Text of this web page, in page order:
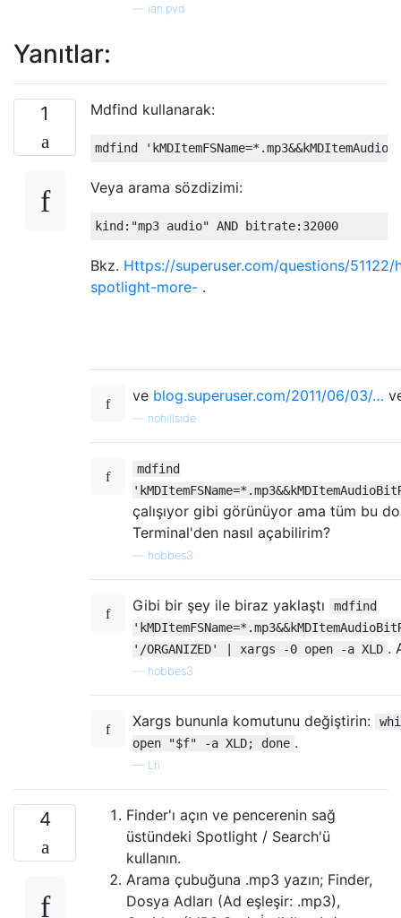
ian.pvd
Yanıtlar:
1 Mdfind kullanarak:
Veya arama sözdizimi:
Bkz. Https://superuser.com/questions/
spotlight-more- .
ve blog.superuser.com/2011/06/03/…
nohillside
mdfind
çalışıyor gibi görünüyor ama tüm bu
Terminal'den nasıl açabilirim?
hobbes3
Gibi bir şey ile biraz yaklaştı
mdfind
'/ORGANIZED' | xargs -0 open -a XLD .
hobbes3
Xargs bununla komutunu değiştirin:
open "$f" -a XLD; done .
— Lri
4
Finder'ı açın ve pencerenin sağ
üstündeki Spotlight / Search'ü
kullanın.
Arama çubuğuna .mp3 yazın; Finder,
Dosya Adları (Ad eşleşir: .mp3),